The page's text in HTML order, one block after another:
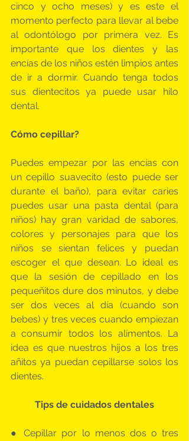
cinco y ocho meses) y es este el
momento perfecto para llevar al bebe
al odontólogo por primera vez. Es
importante que los dientes y las
encías de los niños estén limpios antes
de ir a dormir. Cuando tenga todos
sus dientecitos ya puede usar hilo
dental.
Cómo cepillar?
Puedes empezar por las encías con
un cepillo suavecito (esto puede ser
durante el baño), para evitar caries
puedes usar una pasta dental (para
niños) hay gran varidad de sabores,
colores y personajes para que los
niños se sientan felices y puedan
escoger el que desean. Lo ideal es
que la sesión de cepillado en los
pequeñitos dure dos minutos, y debe
ser dos veces al día (cuando son
bebes) y tres veces cuando empiezan
a consumir todos los alimentos. La
idea es que nuestros hijos a los tres
añitos ya puedan cepillarse solos los
dientes.
Tips de cuidados dentales
● Cepillar por lo menos dos o tres